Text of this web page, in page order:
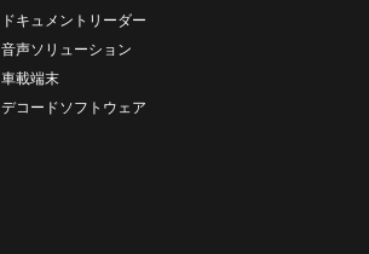
ドキュメントリーダー
音声ソリューション
車載端末
デコードソフトウェア